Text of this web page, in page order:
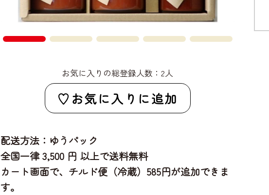
お気に入りの総登録人数：2人
お気に入りに追加
配送方法：ゆうパック
全国一律 3,500 円 以上で送料無料
カート画面で、チルド便（冷蔵）585円が追加できま
す。